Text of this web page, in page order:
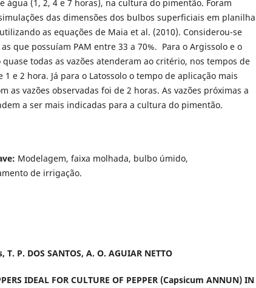
água (1, 2, 4 e 7 horas), na cultura do pimentão. Foram
das dimensões dos bulbos superficiais em planilha
as equações de Maia et al. (2010). Considerou-se
que possuíam PAM entre 33 a 70%. Para o Argissolo e o
quase todas as vazões atenderam ao critério, nos tempos de
1 e 2 hora. Já para o Latossolo o tempo de aplicação mais
as vazões observadas foi de 2 horas. As vazões próximas a
a ser mais indicadas para a cultura do pimentão.
Modelagem, faixa molhada, bulbo úmido,
de irrigação.
T. P. DOS SANTOS, A. O. AGUIAR NETTO
IDEAL FOR CULTURE OF PEPPER (Capsicum ANNUN) IN